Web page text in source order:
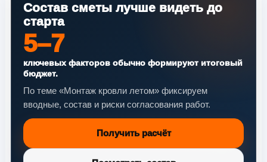
Состав сметы лучше видеть до
старта
5–7
ключевых факторов обычно формируют итоговый
бюджет.
По теме «Монтаж кровли летом» фиксируем
вводные, состав и риски согласования работ.
Получить расчёт